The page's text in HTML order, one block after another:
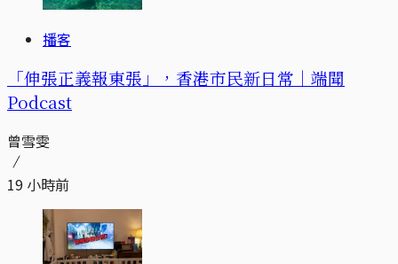
播客
「伸張正義報東張」，香港市民新日常｜端聞
Podcast
曾雪雯
19 小時前